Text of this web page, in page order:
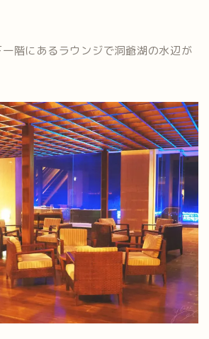
階にあるラウンジで洞爺湖の水辺が